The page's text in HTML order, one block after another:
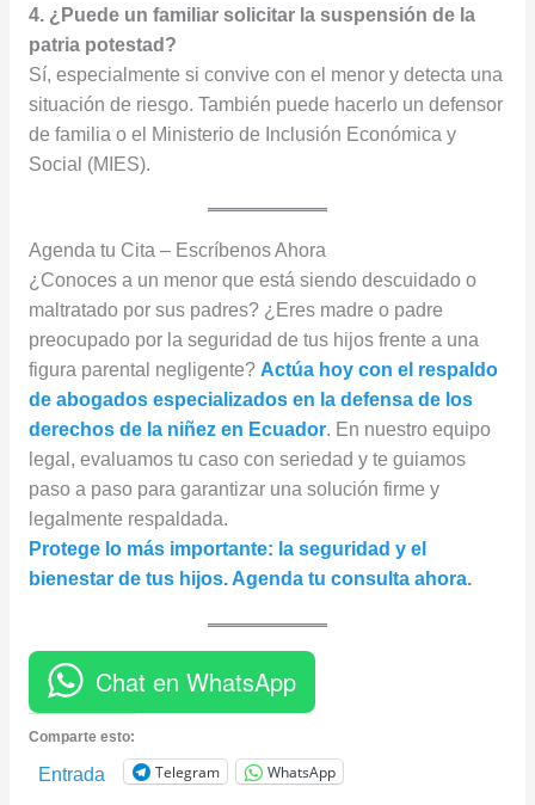
4. ¿Puede un familiar solicitar la suspensión de la
patria potestad?
Sí, especialmente si convive con el menor y detecta una
situación de riesgo. También puede hacerlo un defensor
de familia o el Ministerio de Inclusión Económica y
Social (MIES).
Agenda tu Cita – Escríbenos Ahora
¿Conoces a un menor que está siendo descuidado o
maltratado por sus padres? ¿Eres madre o padre
preocupado por la seguridad de tus hijos frente a una
figura parental negligente? Actúa hoy con el respaldo
de abogados especializados en la defensa de los
derechos de la niñez en Ecuador. En nuestro equipo
legal, evaluamos tu caso con seriedad y te guiamos
paso a paso para garantizar una solución firme y
legalmente respaldada.
Protege lo más importante: la seguridad y el
bienestar de tus hijos. Agenda tu consulta ahora.
Chat en WhatsApp
Comparte esto:
Entrada Telegram WhatsApp